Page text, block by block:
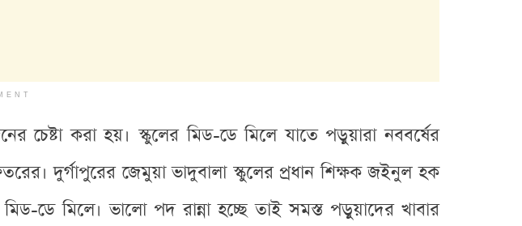
চেষ্টা করা হয়। স্কুলের মিড-ডে মিলে যাতে পড়ুয়ারা নববর্ষের
দুর্গাপুরের জেমুয়া ভাদুবালা স্কুলের প্রধান শিক্ষক জইনুল হক
ডে মিলে। ভালো পদ রান্না হচ্ছে তাই সমস্ত পড়ুয়াদের খাবার